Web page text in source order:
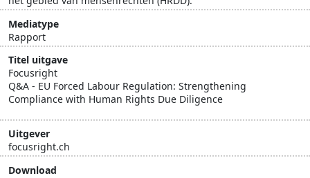
Mediatype
Rapport
Titel uitgave
Focusright
Q&A - EU Forced Labour Regulation: Strengthening
Compliance with Human Rights Due Diligence
Uitgever
focusright.ch
Download